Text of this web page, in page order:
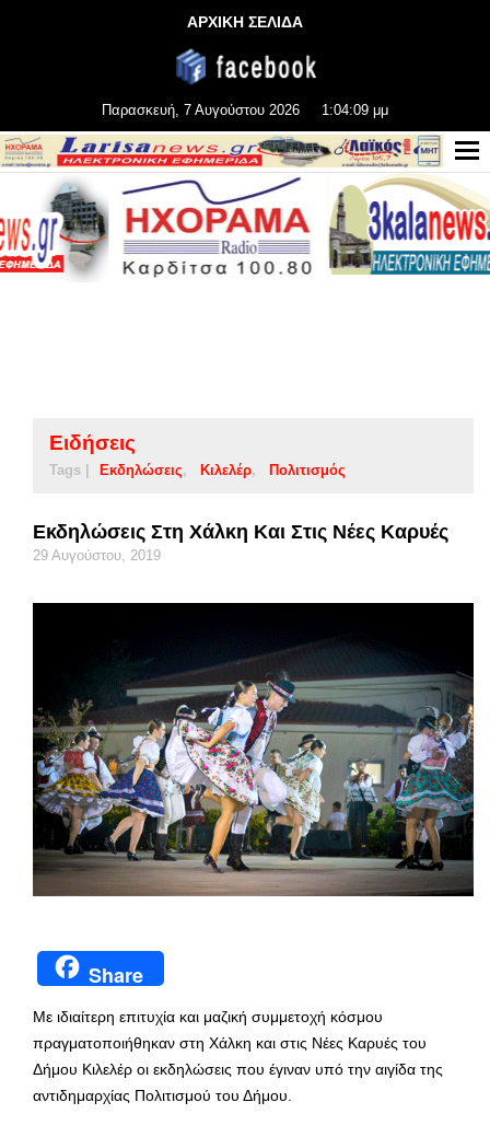
ΑΡΧΙΚΗ ΣΕΛΙΔΑ
Παρασκευή, 7 Αυγούστου 2026 1:04:09 μμ
Ειδήσεις
Tags | Εκδηλώσεις Κιλελέρ Πολιτισμός
Εκδηλώσεις Στη Χάλκη Και Στις Νέες Καρυές
29 Αυγούστου, 2019
Share
Με ιδιαίτερη επιτυχία και μαζική συμμετοχή κόσμου
πραγματοποιήθηκαν στη Χάλκη και στις Νέες Καρυές του
Δήμου Κιλελέρ οι εκδηλώσεις που έγιναν υπό την αιγίδα της
αντιδημαρχίας Πολιτισμού του Δήμου.